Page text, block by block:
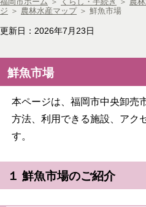
ジ ＞ 農林水産マップ ＞ 鮮魚市場
更新日：2026年7月23日
鮮魚市場
本ページは、福岡市中央卸売
方法、利用できる施設、アク
す。
１ 鮮魚市場のご紹介